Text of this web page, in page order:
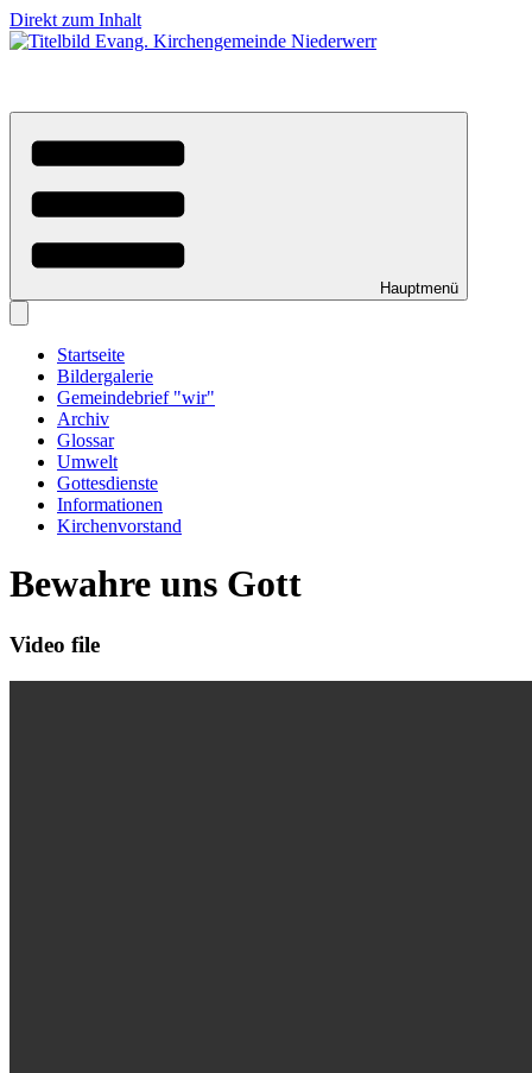
Direkt zum Inhalt
Hauptmenü
Startseite
Bildergalerie
Gemeindebrief "wir"
Archiv
Glossar
Umwelt
Gottesdienste
Informationen
Kirchenvorstand
Bewahre uns Gott
Video file